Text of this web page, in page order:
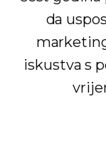
da
iskustva s